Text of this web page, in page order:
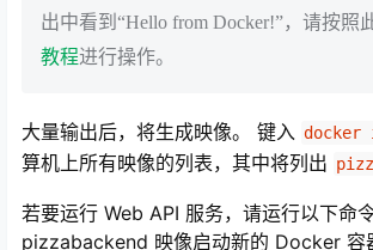
出中看到“Hello from Docker!”，请按照
教程进行操作。
大量输出后，将生成映像。 键入 docker
算机上所有映像的列表，其中将列出
若要运行 Web API 服务，请运行以下命
pizzabackend 映像启动新的 Docker 容